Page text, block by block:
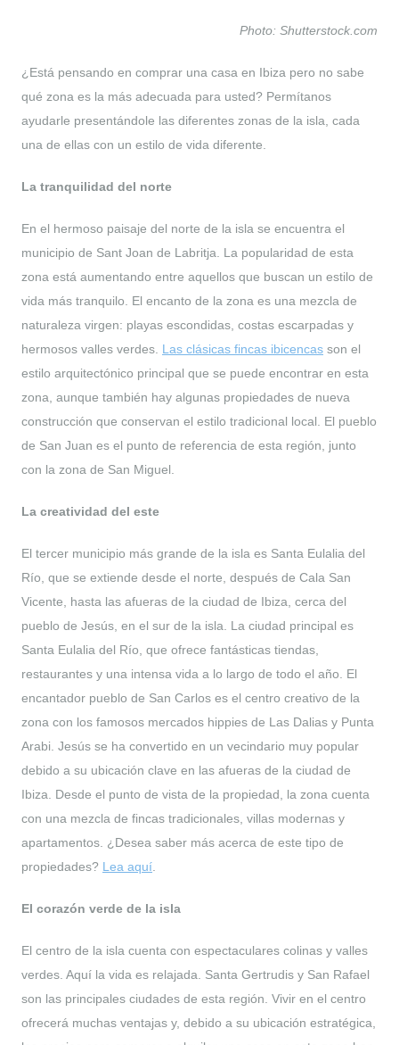
Photo: Shutterstock.com
¿Está pensando en comprar una casa en Ibiza pero no sabe
qué zona es la más adecuada para usted? Permítanos
ayudarle presentándole las diferentes zonas de la isla, cada
una de ellas con un estilo de vida diferente.
La tranquilidad del norte
En el hermoso paisaje del norte de la isla se encuentra el
municipio de Sant Joan de Labritja. La popularidad de esta
zona está aumentando entre aquellos que buscan un estilo de
vida más tranquilo. El encanto de la zona es una mezcla de
naturaleza virgen: playas escondidas, costas escarpadas y
hermosos valles verdes. Las clásicas fincas ibicencas son el
estilo arquitectónico principal que se puede encontrar en esta
zona, aunque también hay algunas propiedades de nueva
construcción que conservan el estilo tradicional local. El pueblo
de San Juan es el punto de referencia de esta región, junto
con la zona de San Miguel.
La creatividad del este
El tercer municipio más grande de la isla es Santa Eulalia del
Río, que se extiende desde el norte, después de Cala San
Vicente, hasta las afueras de la ciudad de Ibiza, cerca del
pueblo de Jesús, en el sur de la isla. La ciudad principal es
Santa Eulalia del Río, que ofrece fantásticas tiendas,
restaurantes y una intensa vida a lo largo de todo el año. El
encantador pueblo de San Carlos es el centro creativo de la
zona con los famosos mercados hippies de Las Dalias y Punta
Arabi. Jesús se ha convertido en un vecindario muy popular
debido a su ubicación clave en las afueras de la ciudad de
Ibiza. Desde el punto de vista de la propiedad, la zona cuenta
con una mezcla de fincas tradicionales, villas modernas y
apartamentos. ¿Desea saber más acerca de este tipo de
propiedades? Lea aquí
El corazón verde de la isla
El centro de la isla cuenta con espectaculares colinas y valles
verdes. Aquí la vida es relajada. Santa Gertrudis y San Rafael
son las principales ciudades de esta región. Vivir en el centro
ofrecerá muchas ventajas y, debido a su ubicación estratégica,